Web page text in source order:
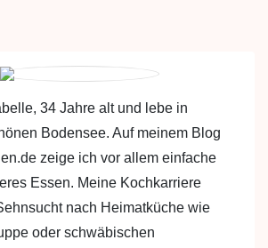
34 Jahre alt und lebe in
Bodensee. Auf meinem Blog
zeige ich vor allem einfache
Essen. Meine Kochkarriere
nach Heimatküche wie
oder schwäbischen